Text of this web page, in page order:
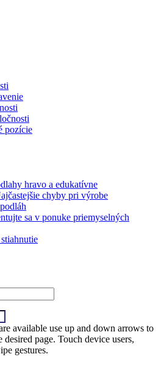
pozície
hravo a edukatívne
chyby pri výrobe
sa v ponuke priemyselných
available use up and down arrows to
page. Touch device users,
gestures.